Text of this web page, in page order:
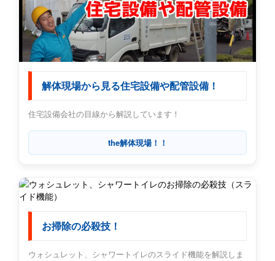
解体現場から見る住宅設備や配管設備！
住宅設備会社の目線から解説しています！
the解体現場！！
お掃除の必殺技！
ウォシュレット、シャワートイレのスライド機能を解説しま